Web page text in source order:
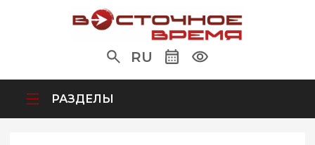
RU
РАЗДЕЛЫ